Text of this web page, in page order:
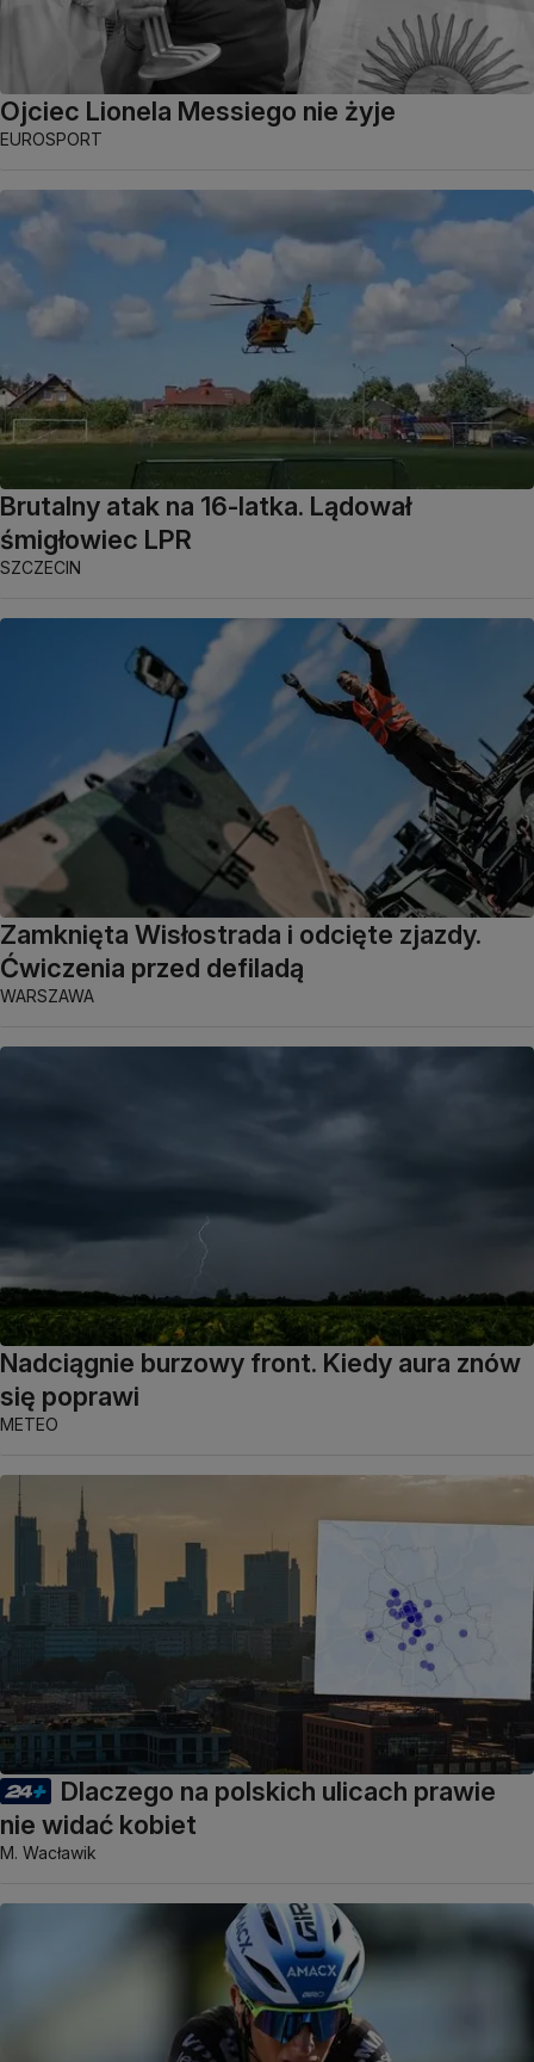
Ojciec Lionela Messiego nie żyje
EUROSPORT
Brutalny atak na 16-latka. Lądował
śmigłowiec LPR
SZCZECIN
Zamknięta Wisłostrada i odcięte zjazdy.
Ćwiczenia przed defiladą
WARSZAWA
Nadciągnie burzowy front. Kiedy aura znów
się poprawi
METEO
Dlaczego na polskich ulicach prawie
nie widać kobiet
M. Wacławik